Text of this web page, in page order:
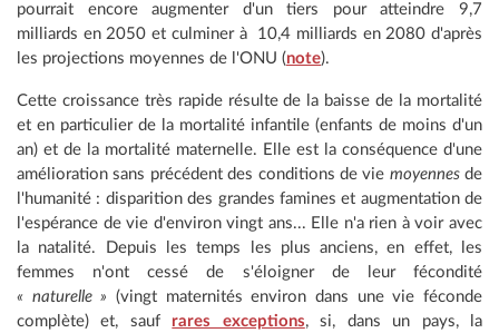
pourrait encore augmenter d'un tiers pour atteindre 9,7
milliards en 2050 et culminer à 10,4 milliards en 2080 d'après
les projections moyennes de l'ONU (note).
Cette croissance très rapide résulte de la baisse de la mortalité
et en particulier de la mortalité infantile (enfants de moins d'un
an) et de la mortalité maternelle. Elle est la conséquence d'une
amélioration sans précédent des conditions de vie moyennesde
l'humanité : disparition des grandes famines et augmentation de
l'espérance de vie d'environ vingt ans... Elle n'a rien à voir avec
la natalité. Depuis les temps les plus anciens, en effet, les
femmes n'ont cessé de s'éloigner de leur fécondité
« naturelle » (vingt maternités environ dans une vie féconde
complète) et, sauf rares exceptions, si, dans un pays, la